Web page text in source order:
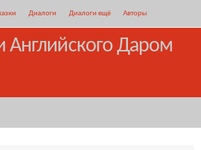
Диалоги Диалоги ещё Авторы
Английского Даром